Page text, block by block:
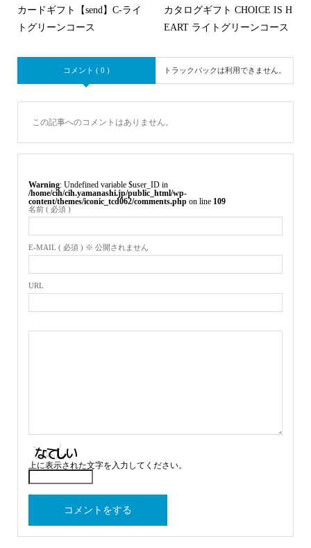
カードギフト【send】C-ライ
トグリーンコース
カタログギフト CHOICE IS H
EART ライトグリーンコース
コメント ( 0 ) トラックバックは利用できません。
この記事へのコメントはありません。
Warning : Undefined variable $user_ID in
/home/cih/cih.yamanashi.jp/public_html/wp-
content/themes/iconic_tcd062/comments.phpon line 109
名前 ( 必須 )
E-MAIL ( 必須 ) ※ 公開されません
URL
上に表示された文字を入力してください。